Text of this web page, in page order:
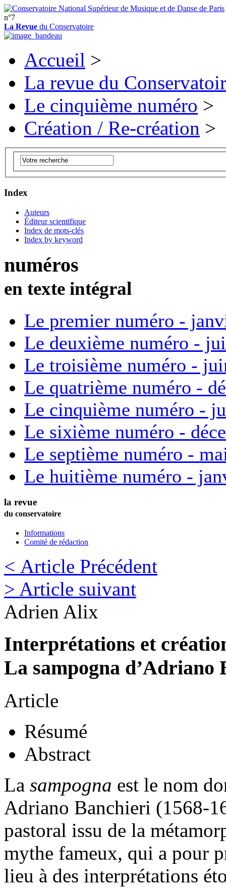
n°7
La Revue du Conservatoire
Accueil >
La revue du
Le cinquième numéro >
Création / Re-création >
Index
Auteurs
Éditeur scientifique
Index de mots-clés
Index by keyword
numéros
en texte intégral
Le premier numéro -
Le deuxième numéro -
Le troisième numéro -
Le quatrième numéro -
Le cinquième numéro -
Le sixième numéro -
Le septième numéro -
Le huitième numéro -
la revue
du conservatoire
Informations
Comité de rédaction
< Article Précédent
> Article suivant
Adrien Alix
Interprétations et
La sampogna d’Adriano
Article
Résumé
Abstract
La sampogna est le nom
Adriano Banchieri (1568-
pastoral issu de la
mythe fameux, qui a pour
lieu à des interprétations